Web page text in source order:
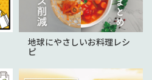
地球にやさしいお料理レシ
ピ